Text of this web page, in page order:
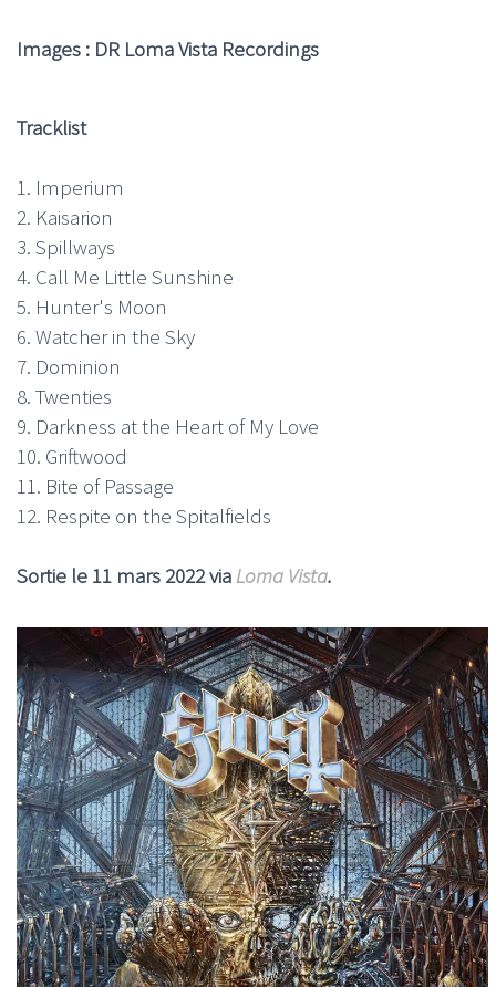
Images : DR Loma Vista Recordings
Tracklist
1. Imperium
2. Kaisarion
3. Spillways
4. Call Me Little Sunshine
5. Hunter's Moon
6. Watcher in the Sky
7. Dominion
8. Twenties
9. Darkness at the Heart of My Love
10. Griftwood
11. Bite of Passage
12. Respite on the Spitalfields
Sortie le 11 mars 2022 via Loma Vista.